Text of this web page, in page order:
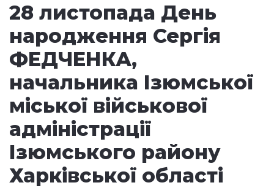
28 листопада День
народження Сергія
ФЕДЧЕНКА,
начальника Ізюмської
міської військової
адміністрації
Ізюмського району
Харківської області